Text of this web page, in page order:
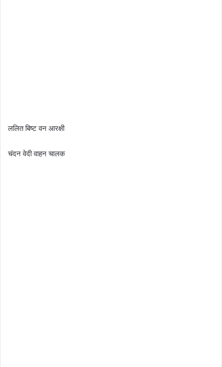
ललित बिष्ट वन आरक्षी
चंदन वेदी वाहन चालक